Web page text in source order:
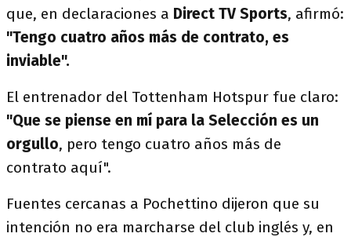
que, en declaraciones a Direct TV Sports, afirmó:
"Tengo cuatro años más de contrato, es
inviable".
El entrenador del Tottenham Hotspur fue claro:
"Que se piense en mí para la Selección es un
orgullo, pero tengo cuatro años más de
contrato aquí".
Fuentes cercanas a Pochettino dijeron que su
intención no era marcharse del club inglés y, en